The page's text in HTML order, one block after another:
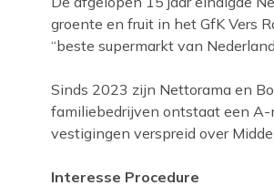
groente en fruit in het GfK Vers
“beste supermarkt van
Sinds 2023 zijn Nettorama en
familiebedrijven ontstaat een A-
vestigingen verspreid over
Interesse Procedure